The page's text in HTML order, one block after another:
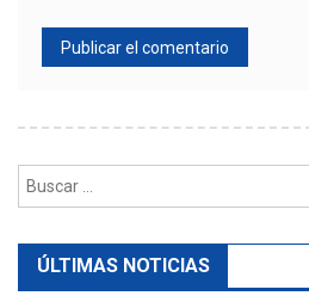
ÚLTIMAS NOTICIAS